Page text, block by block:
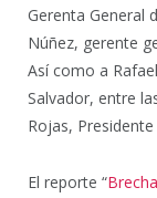
Gerenta General
Núñez, gerente
Así como a
Salvador, entre
Rojas,
El reporte “